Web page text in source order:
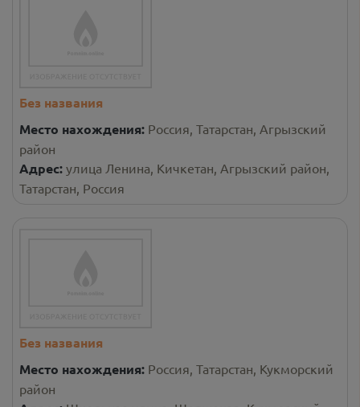
Без названия
Место нахождения: Россия, Татарстан, Агрызский
район
Адрес: улица Ленина, Кичкетан, Агрызский район,
Татарстан, Россия
Без названия
Место нахождения: Россия, Татарстан, Кукморский
район